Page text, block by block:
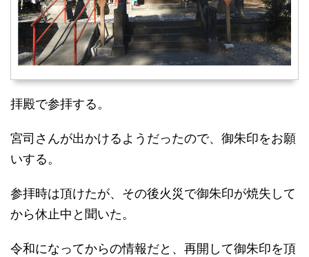
拝殿で参拝する。
宮司さんが出かけるようだったので、御朱印をお願
いする。
参拝時は頂けたが、その後火災で御朱印が焼失して
から休止中と聞いた。
令和になってからの情報だと、再開して御朱印を頂